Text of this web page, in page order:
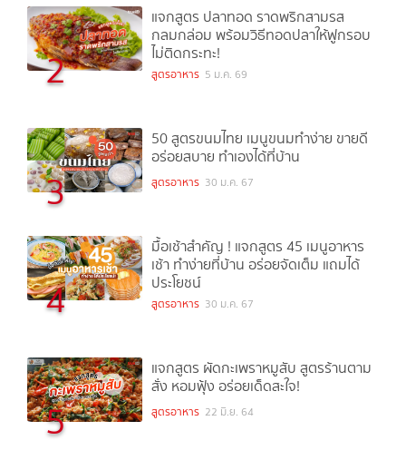
2
แจกสูตร ปลาทอด ราดพริกสามรส
กลมกล่อม พร้อมวิธีทอดปลาให้ฟูกรอบ
ไม่ติดกระทะ!
สูตรอาหาร 5 ม.ค. 69
3
50 สูตรขนมไทย เมนูขนมทำง่าย ขายดี
อร่อยสบาย ทำเองได้ที่บ้าน
สูตรอาหาร 30 ม.ค. 67
4
มื้อเช้าสำคัญ ! แจกสูตร 45 เมนูอาหาร
เช้า ทำง่ายที่บ้าน อร่อยจัดเต็ม แถมได้
ประโยชน์
สูตรอาหาร 30 ม.ค. 67
5
แจกสูตร ผัดกะเพราหมูสับ สูตรร้านตาม
สั่ง หอมฟุ้ง อร่อยเด็ดสะใจ!
สูตรอาหาร 22 มิ.ย. 64